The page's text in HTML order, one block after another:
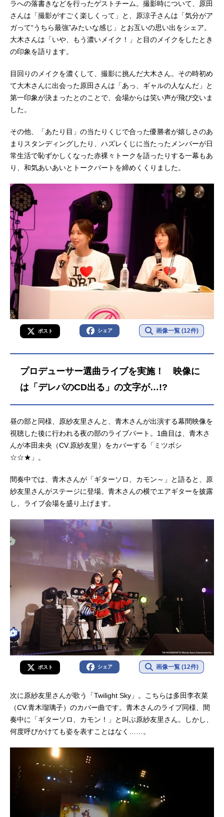
ラへの落書きなどを行ったゲストチーム。撮影時について、原田
さんは「撮影がすごく楽しくって」と、原涼子さんは「気分がア
ガって“うちら最強”みたいな感じ」とお互いの思い出をシェア。
大木さんは「いや、もう濃いメイク！」と目のメイクをしたとき
の印象を語ります。
目回りのメイクを濃くして、撮影に挑んだ大木さん。その時初め
て大木さんに出会った原田さんは「あっ、ギャルの人なんだ」と
第一印象が決まったとのことで、会場からは笑い声が飛び交いま
した。
その他、「あたり目」の当たりくじで合った優勝者が嬉しさのあ
まりスタンディングしたり、ハズレくじに当たったメンバーが日
常生活で恥ずかしくなった赤裸々トークを語ったりする一幕もあ
り、和気あいあいとトークパートを締めくくりました。
ポスト シェア 画像一覧 (12件)
プロデューサー選曲ライブを実施！ 映像に
は「デレパのCD出る」の文字が…!?
昼の部と同様、原紗友里さんと、青木さんが出演する幕間映像を
視聴した後に行われる夜の部のライブパート。1曲目は、青木さ
んが本田未央（CV.原紗友里）をカバーする「ミツボシ
☆☆★」。
間奏中では、青木さんが「ギターソロ、カモン～」と語ると、原
紗友里さんがステージに登場。青木さんの横でエアギターを披露
し、ライブ会場を盛り上げます。
ポスト シェア 画像一覧 (12件)
次に原紗友里さんが歌う「Twilight Sky」。こちらは多田李衣菜
（CV.青木瑠璃子）のカバー曲です。青木さんのライブ同様、間
奏中に「ギターソロ、カモン！」と叫ぶ原紗友里さん。しかし、
何度呼びかけても姿を表すことはなく……。